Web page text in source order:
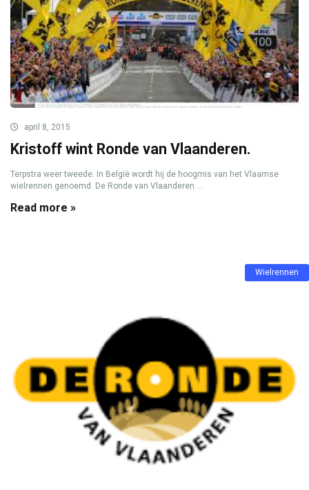
april 8, 2015
Kristoff wint Ronde van Vlaanderen.
Terpstra weer tweede. In België wordt hij de hoogmis van het Vlaamse
wielrennen genoemd. De Ronde van Vlaanderen ...
Read more »
Wielrennen